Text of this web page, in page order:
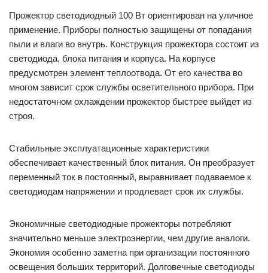
Прожектор светодиодный 100 Вт ориентирован на уличное
применение. Приборы полностью защищены от попадания
пыли и влаги во внутрь. Конструкция прожектора состоит из
светодиода, блока питания и корпуса. На корпусе
предусмотрен элемент теплоотвода. От его качества во
многом зависит срок службы осветительного прибора. При
недостаточном охлаждении прожектор быстрее выйдет из
строя.
Стабильные эксплуатационные характеристики
обеспечивает качественный блок питания. Он преобразует
переменный ток в постоянный, выравнивает подаваемое к
светодиодам напряжении и продлевает срок их службы.
Экономичные светодиодные прожекторы потребляют
значительно меньше электроэнергии, чем другие аналоги.
Экономия особенно заметна при организации постоянного
освещения больших территорий. Долговечные светодиоды